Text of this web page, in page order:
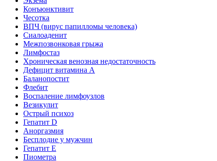
Конъюнктивит
Чесотка
ВПЧ (вирус папилломы человека)
Сиалоаденит
Межпозвонковая грыжа
Лимфостаз
Хроническая венозная недостаточность
Дефицит витамина А
Баланопостит
Флебит
Воспаление лимфоузлов
Везикулит
Острый психоз
Гепатит D
Аноргазмия
Бесплодие у мужчин
Гепатит E
Пиометра